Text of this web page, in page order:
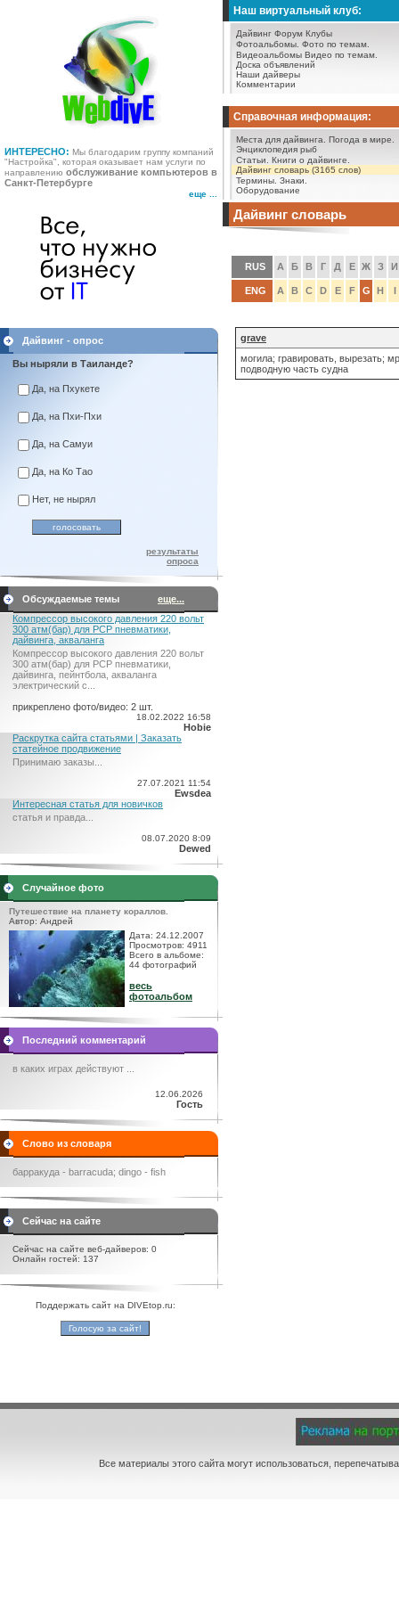
ИНТЕРЕСНО: Мы благодарим группу компаний
"Настройка", которая оказывает нам услуги по
направлению обслуживание компьютеров в
Санкт-Петербурге
еще ...
Наш виртуальный клуб:
Дайвинг Форум Клубы
Фотоальбомы. Фото по темам.
Видеоальбомы Видео по темам.
Доска объявлений
Наши дайверы
Комментарии
Справочная информация:
Места для дайвинга.
Погода в мире.
Энциклопедия рыб
Статьи.
Книги о дайвинге.
Дайвинг словарь (3165 слов)
Термины. Знаки.
Оборудование
Дайвинг - опрос
Вы ныряли в Таиланде?
Да, на Пхукете
Да, на Пхи-Пхи
Да, на Самуи
Да, на Ко Тао
Нет, не нырял
результаты
опроса
Обсуждаемые темы
еще...
Компрессор высокого давления 220 вольт
300 атм(бар) для PCP пневматики,
дайвинга, акваланга
Компрессор высокого давления 220 вольт
300 атм(бар) для PCP пневматики,
дайвинга, пейнтбола, акваланга
электрический c...
прикреплено фото/видео: 2 шт.
18.02.2022 16:58
Hobie
Раскрутка сайта статьями | Заказать
статейное продвижение
Принимаю заказы...
27.07.2021 11:54
Ewsdea
Интересная статья для новичков
статья и правда...
08.07.2020 8:09
Dewed
Случайное фото
Путешествие на планету кораллов.
Автор: Андрей
Дата: 24.12.2007
Просмотров: 4911
Всего в альбоме:
44 фотографий
весь
фотоальбом
Последний комментарий
в каких играх действуют ...
12.06.2026
Гость
Слово из словаря
барракуда - barracuda; dingo - fish
Сейчас на сайте
Сейчас на сайте веб-дайверов: 0
Онлайн гостей: 137
Поддержать сайт на DIVEtop.ru:
Дайвинг словарь
RUS А Б В Г Д Е Ж З И
ENG A B C D E F G H I
grave
могила; гравировать, вырезать;
подводную часть судна
Все материалы этого сайта могут использоваться,